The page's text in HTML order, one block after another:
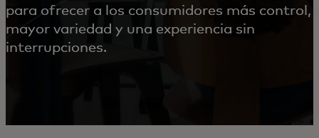
para ofrecer a los consumidores más control,
mayor variedad y una experiencia sin
interrupciones.